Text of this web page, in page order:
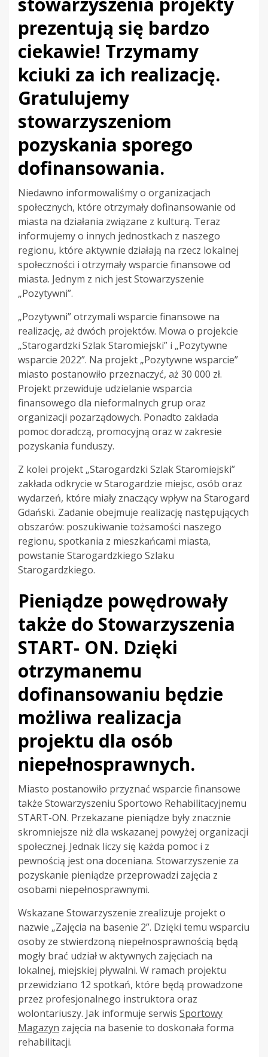
prezentują się bardzo
ciekawie! Trzymamy
kciuki za ich realizację.
Gratulujemy
stowarzyszeniom
pozyskania sporego
dofinansowania.
Niedawno informowaliśmy o organizacjach
społecznych, które otrzymały dofinansowanie od
miasta na działania związane z kulturą. Teraz
informujemy o innych jednostkach z naszego
regionu, które aktywnie działają na rzecz lokalnej
społeczności i otrzymały wsparcie finansowe od
miasta. Jednym z nich jest Stowarzyszenie
„Pozytywni”.
„Pozytywni” otrzymali wsparcie finansowe na
realizację, aż dwóch projektów. Mowa o projekcie
„Starogardzki Szlak Staromiejski” i „Pozytywne
wsparcie 2022”. Na projekt „Pozytywne wsparcie”
miasto postanowiło przeznaczyć, aż 30 000 zł.
Projekt przewiduje udzielanie wsparcia
finansowego dla nieformalnych grup oraz
organizacji pozarządowych. Ponadto zakłada
pomoc doradczą, promocyjną oraz w zakresie
pozyskania funduszy.
Z kolei projekt „Starogardzki Szlak Staromiejski”
zakłada odkrycie w Starogardzie miejsc, osób oraz
wydarzeń, które miały znaczący wpływ na Starogard
Gdański. Zadanie obejmuje realizację następujących
obszarów: poszukiwanie tożsamości naszego
regionu, spotkania z mieszkańcami miasta,
powstanie Starogardzkiego Szlaku
Starogardzkiego.
Pieniądze powędrowały
także do Stowarzyszenia
START- ON. Dzięki
otrzymanemu
dofinansowaniu będzie
możliwa realizacja
projektu dla osób
niepełnosprawnych.
Miasto postanowiło przyznać wsparcie finansowe
także Stowarzyszeniu Sportowo Rehabilitacyjnemu
START-ON. Przekazane pieniądze były znacznie
skromniejsze niż dla wskazanej powyżej organizacji
społecznej. Jednak liczy się każda pomoc i z
pewnością jest ona doceniana. Stowarzyszenie za
pozyskanie pieniądze przeprowadzi zajęcia z
osobami niepełnosprawnymi.
Wskazane Stowarzyszenie zrealizuje projekt o
nazwie „Zajęcia na basenie 2”. Dzięki temu wsparciu
osoby ze stwierdzoną niepełnosprawnością będą
mogły brać udział w aktywnych zajęciach na
lokalnej, miejskiej pływalni. W ramach projektu
przewidziano 12 spotkań, które będą prowadzone
przez profesjonalnego instruktora oraz
wolontariuszy. Jak informuje serwis Sportowy
Magazyn zajęcia na basenie to doskonała forma
rehabilitacji.